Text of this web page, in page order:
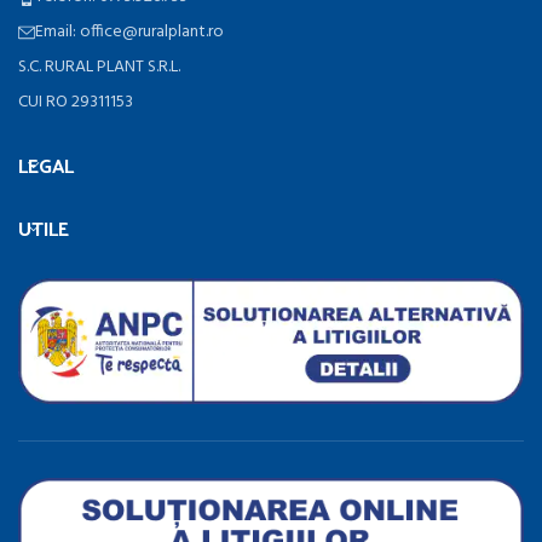
Email: office@ruralplant.ro
S.C. RURAL PLANT S.R.L.
CUI RO 29311153
LEGAL
UTILE